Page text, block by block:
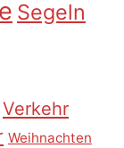
Segeln
Verkehr
Weihnachten